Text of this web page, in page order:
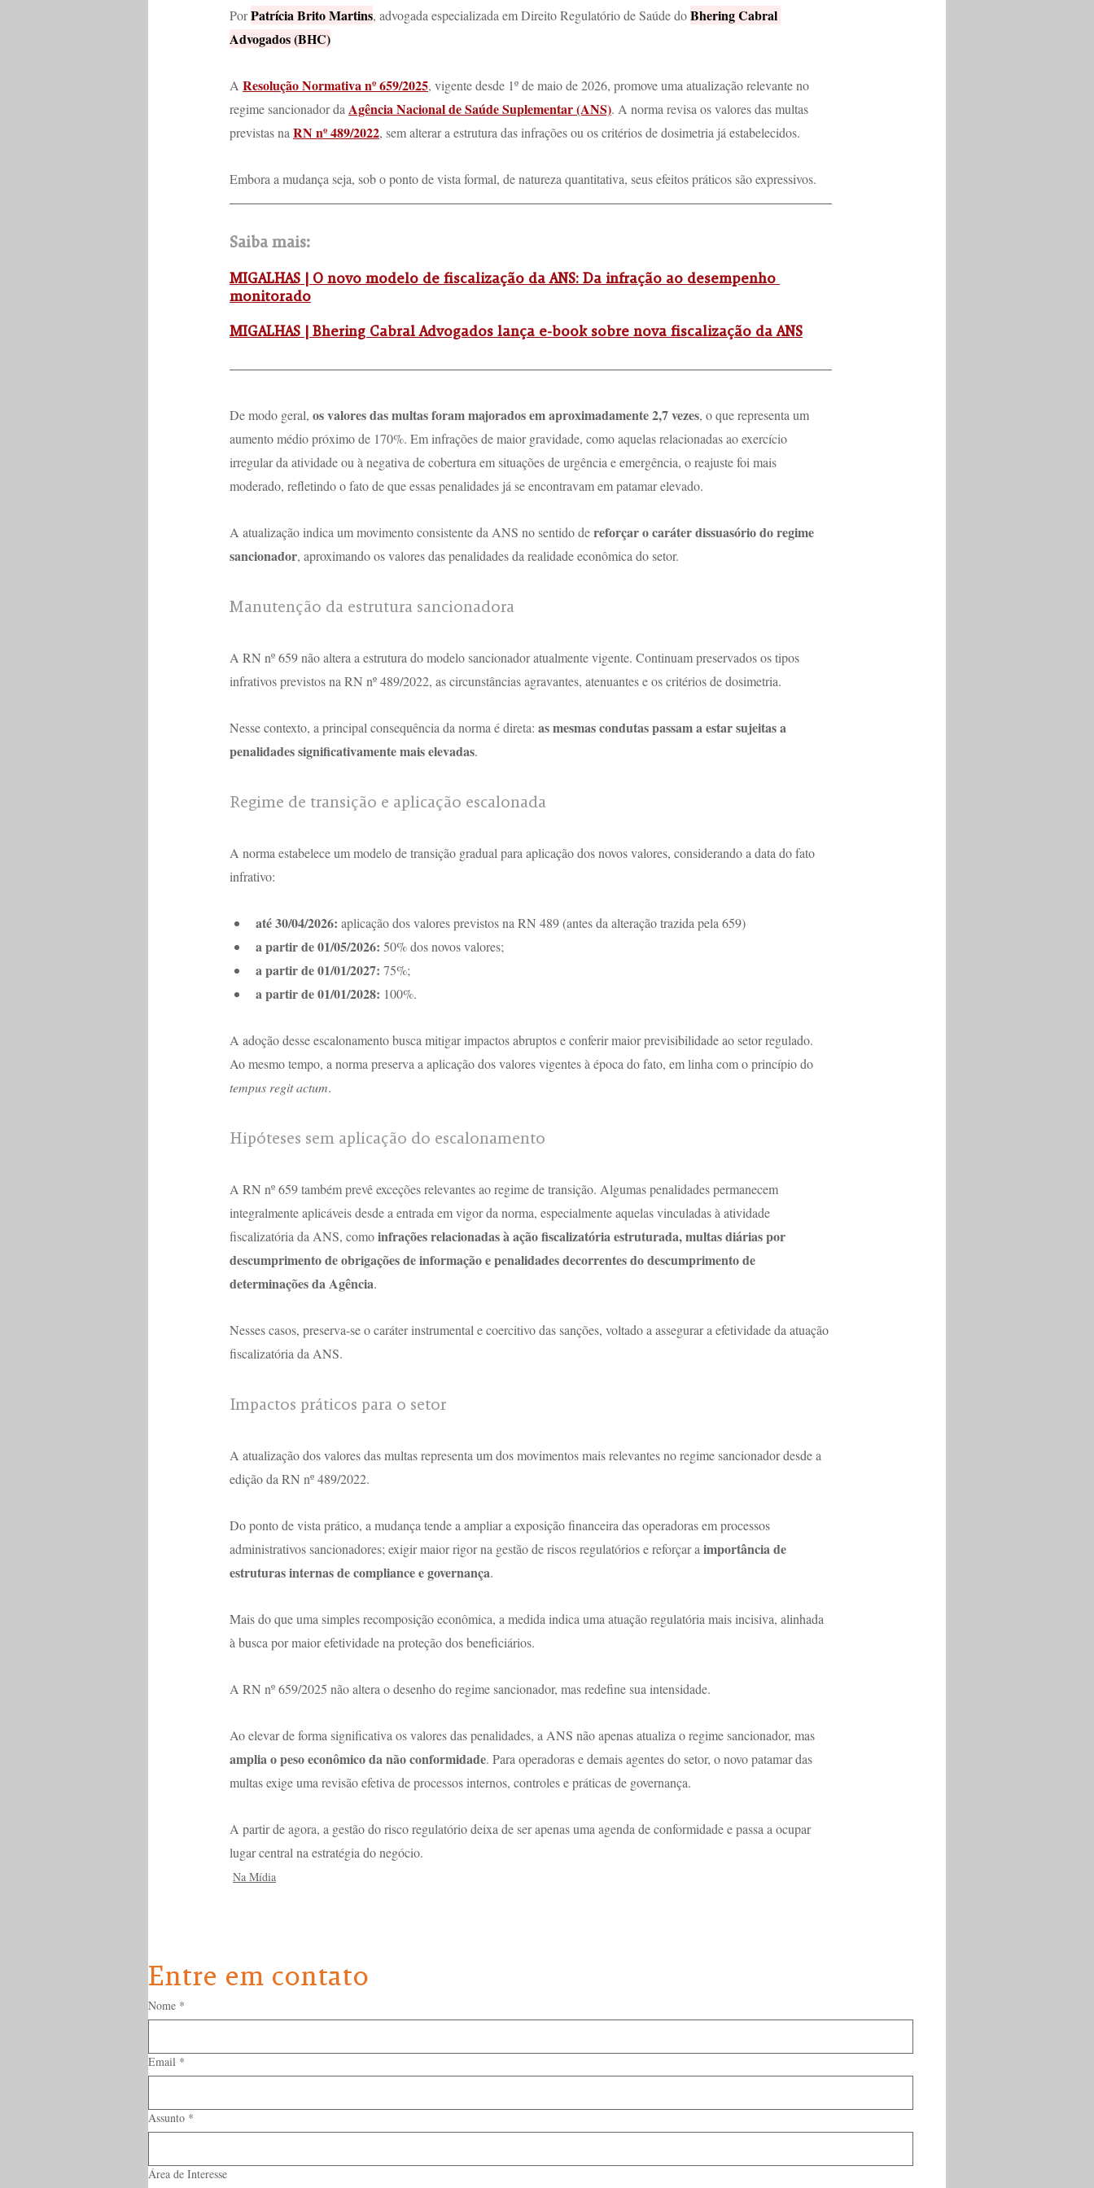
Por Patrícia Brito Martins, advogada especializada em Direito Regulatório de Saúde do Bhering Cabral
Advogados (BHC)
A Resolução Normativa nº 659/2025, vigente desde 1º de maio de 2026, promove uma atualização relevante no
regime sancionador da Agência Nacional de Saúde Suplementar (ANS). A norma revisa os valores das multas
previstas na RN nº 489/2022, sem alterar a estrutura das infrações ou os critérios de dosimetria já estabelecidos.
Embora a mudança seja, sob o ponto de vista formal, de natureza quantitativa, seus efeitos práticos são expressivos.
Saiba mais:
MIGALHAS | O novo modelo de fiscalização da ANS: Da infração ao desempenho
monitorado
MIGALHAS | Bhering Cabral Advogados lança e-book sobre nova fiscalização da ANS
De modo geral, os valores das multas foram majorados em aproximadamente 2,7 vezes, o que representa um
aumento médio próximo de 170%. Em infrações de maior gravidade, como aquelas relacionadas ao exercício
irregular da atividade ou à negativa de cobertura em situações de urgência e emergência, o reajuste foi mais
moderado, refletindo o fato de que essas penalidades já se encontravam em patamar elevado.
A atualização indica um movimento consistente da ANS no sentido de reforçar o caráter dissuasório do regime
sancionador, aproximando os valores das penalidades da realidade econômica do setor.
Manutenção da estrutura sancionadora
A RN nº 659 não altera a estrutura do modelo sancionador atualmente vigente. Continuam preservados os tipos
infrativos previstos na RN nº 489/2022, as circunstâncias agravantes, atenuantes e os critérios de dosimetria.
Nesse contexto, a principal consequência da norma é direta: as mesmas condutas passam a estar sujeitas a
penalidades significativamente mais elevadas.
Regime de transição e aplicação escalonada
A norma estabelece um modelo de transição gradual para aplicação dos novos valores, considerando a data do fato
infrativo:
até 30/04/2026: aplicação dos valores previstos na RN 489 (antes da alteração trazida pela 659)
a partir de 01/05/2026: 50% dos novos valores;
a partir de 01/01/2027: 75%;
a partir de 01/01/2028: 100%.
A adoção desse escalonamento busca mitigar impactos abruptos e conferir maior previsibilidade ao setor regulado.
Ao mesmo tempo, a norma preserva a aplicação dos valores vigentes à época do fato, em linha com o princípio do
tempus regit actum.
Hipóteses sem aplicação do escalonamento
A RN nº 659 também prevê exceções relevantes ao regime de transição. Algumas penalidades permanecem
integralmente aplicáveis desde a entrada em vigor da norma, especialmente aquelas vinculadas à atividade
fiscalizatória da ANS, como infrações relacionadas à ação fiscalizatória estruturada, multas diárias por
descumprimento de obrigações de informação e penalidades decorrentes do descumprimento de
determinações da Agência.
Nesses casos, preserva-se o caráter instrumental e coercitivo das sanções, voltado a assegurar a efetividade da atuação
fiscalizatória da ANS.
Impactos práticos para o setor
A atualização dos valores das multas representa um dos movimentos mais relevantes no regime sancionador desde a
edição da RN nº 489/2022.
Do ponto de vista prático, a mudança tende a ampliar a exposição financeira das operadoras em processos
administrativos sancionadores; exigir maior rigor na gestão de riscos regulatórios e reforçar a importância de
estruturas internas de compliance e governança.
Mais do que uma simples recomposição econômica, a medida indica uma atuação regulatória mais incisiva, alinhada
à busca por maior efetividade na proteção dos beneficiários.
A RN nº 659/2025 não altera o desenho do regime sancionador, mas redefine sua intensidade.
Ao elevar de forma significativa os valores das penalidades, a ANS não apenas atualiza o regime sancionador, mas
amplia o peso econômico da não conformidade. Para operadoras e demais agentes do setor, o novo patamar das
multas exige uma revisão efetiva de processos internos, controles e práticas de governança.
A partir de agora, a gestão do risco regulatório deixa de ser apenas uma agenda de conformidade e passa a ocupar
lugar central na estratégia do negócio.
Na Mídia
Entre em contato
Nome *
Email *
Assunto *
Área de Interesse